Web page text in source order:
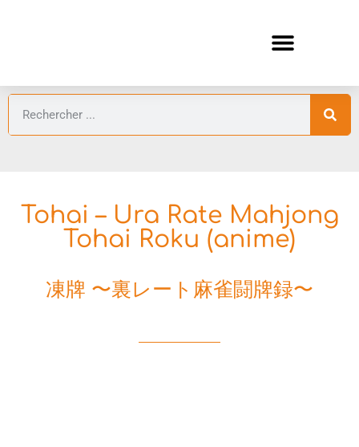
Tohai – Ura Rate Mahjong
Tohai Roku (anime)
凍牌 〜裏レート麻雀闘牌録〜